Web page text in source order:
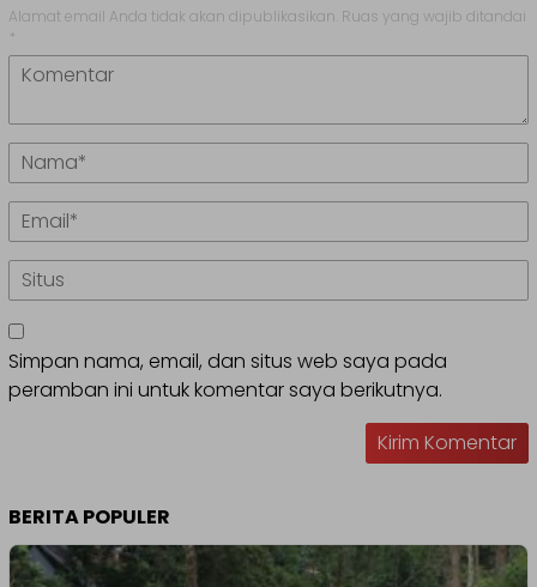
Alamat email Anda tidak akan dipublikasikan. Ruas yang wajib ditandai
*
Simpan nama, email, dan situs web saya pada
peramban ini untuk komentar saya berikutnya.
BERITA POPULER